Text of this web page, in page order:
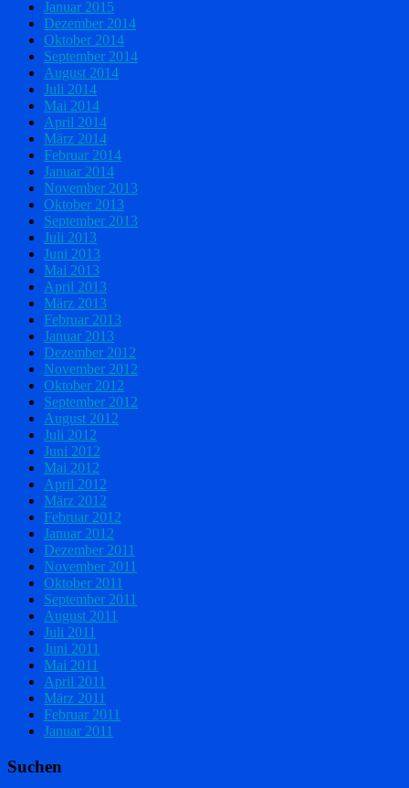
Januar 2015
Dezember 2014
Oktober 2014
September 2014
August 2014
Juli 2014
Mai 2014
April 2014
März 2014
Februar 2014
Januar 2014
November 2013
Oktober 2013
September 2013
Juli 2013
Juni 2013
Mai 2013
April 2013
März 2013
Februar 2013
Januar 2013
Dezember 2012
November 2012
Oktober 2012
September 2012
August 2012
Juli 2012
Juni 2012
Mai 2012
April 2012
März 2012
Februar 2012
Januar 2012
Dezember 2011
November 2011
Oktober 2011
September 2011
August 2011
Juli 2011
Juni 2011
Mai 2011
April 2011
März 2011
Februar 2011
Januar 2011
Suchen